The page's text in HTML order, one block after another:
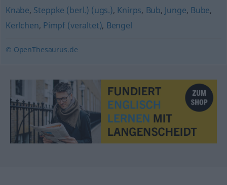
Knabe, Steppke (berl.) (ugs.), Knirps, Bub, Junge, Bube,
Kerlchen, Pimpf (veraltet), Bengel
© OpenThesaurus.de